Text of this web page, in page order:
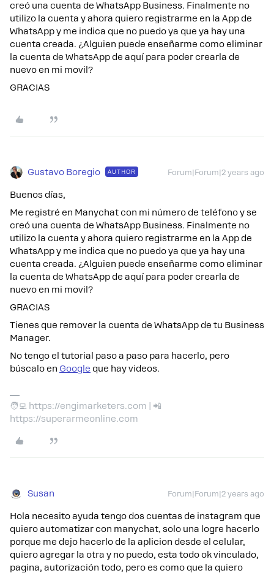
creó una cuenta de WhatsApp Business. Finalmente no
utilizo la cuenta y ahora quiero registrarme en la App de
WhatsApp y me indica que no puedo ya que ya hay una
cuenta creada. ¿Alguien puede enseñarme como eliminar
la cuenta de WhatsApp de aquí para poder crearla de
nuevo en mi movil?
GRACIAS
Gustavo Boregio AUTHOR Forum|Forum|2 years ago
Buenos días,
Me registré en Manychat con mi número de teléfono y se
creó una cuenta de WhatsApp Business. Finalmente no
utilizo la cuenta y ahora quiero registrarme en la App de
WhatsApp y me indica que no puedo ya que ya hay una
cuenta creada. ¿Alguien puede enseñarme como eliminar
la cuenta de WhatsApp de aquí para poder crearla de
nuevo en mi movil?
GRACIAS
Tienes que remover la cuenta de WhatsApp de tu Business
Manager.
No tengo el tutorial paso a paso para hacerlo, pero
búscalo en Google que hay videos.
🧑‍💻 https://engimarketers.com | 📲
https://superarmeonline.com
Susan Forum|Forum|2 years ago
Hola necesito ayuda tengo dos cuentas de instagram que
quiero automatizar con manychat, solo una logre hacerlo
porque me dejo hacerlo de la aplicion desde el celular,
quiero agregar la otra y no puedo, esta todo ok vinculado,
pagina, autorización todo, pero es como que la quiero